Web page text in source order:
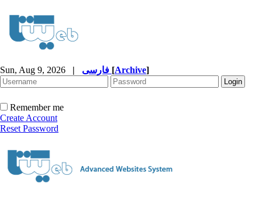
Sun, Aug 9, 2026 | [Archive]
Remember me
Create Account
Reset Password